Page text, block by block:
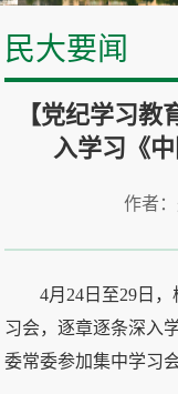
民大要闻
【党纪学习
入学习《
作者
4月24日至29日
习会，逐章逐条深入
委常委参加集中学习